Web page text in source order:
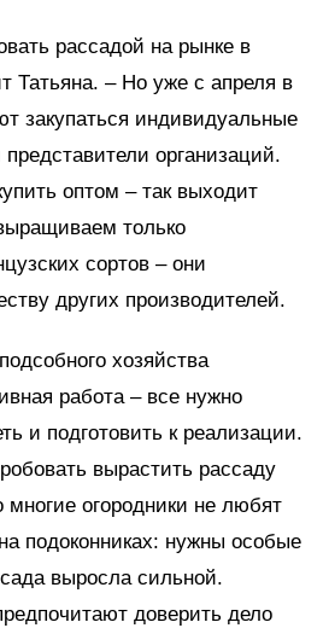
рассадой на рынке в
Татьяна. – Но уже с апреля в
закупаться индивидуальные
организаций.
оптом – так выходит
только
сортов – они
других производителей.
хозяйства
работа – все нужно
и подготовить к реализации.
вырастить рассаду
многие огородники не любят
подоконниках: нужны особые
выросла сильной.
доверить дело